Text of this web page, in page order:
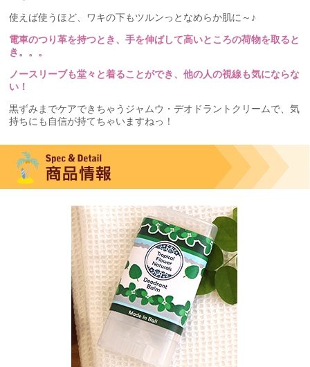
使えば使うほど、ワキの下もツルンっとなめらか肌に～♪
電車のつり革を持つとき、手を伸ばして高いところの荷物を取ると
き。。。
ノースリーブも堂々と着ることができ、他の人の視線も気にならな
い！
黒ずみまでケアできちゃうジャムウ・デオドラントクリームで、気
持ちにも自信が持てちゃいますねっ！